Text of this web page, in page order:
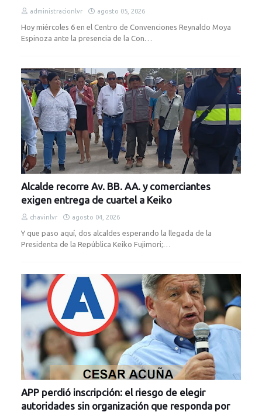
administracionlvr agosto 05, 2026
Hoy miércoles 6 en el Centro de Convenciones Reynaldo Moya
Espinoza ante la presencia de la Con…
Alcalde recorre Av. BB. AA. y comerciantes
exigen entrega de cuartel a Keiko
chavinlvr agosto 04, 2026
Y que paso aquí, dos alcaldes esperando la llegada de la
Presidenta de la República Keiko Fujimori;…
APP perdió inscripción: el riesgo de elegir
autoridades sin organización que responda por